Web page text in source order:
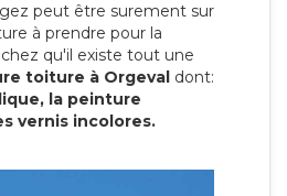
peut être surement sur
à prendre pour la
qu'il existe tout une
toiture à Orgeval dont:
la peinture
vernis incolores.